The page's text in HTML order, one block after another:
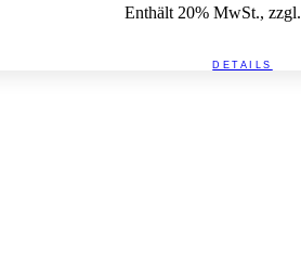
Enthält 20% MwSt., zzgl.
DETAILS